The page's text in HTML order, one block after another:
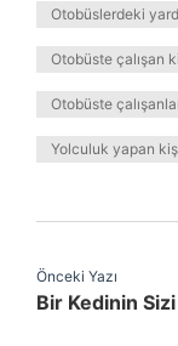
Otobüslerdeki
Otobüste çalışan
Otobüste
Yolculuk yapan
Önceki Yazı
Bir Kedinin Sizi